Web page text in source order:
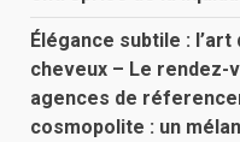
Élégance subtile :
cheveux – Le rendez-
agences de
cosmopolite : un